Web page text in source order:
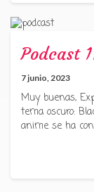
Podcast
7 junio, 2023
Muy buenas,
tema oscuro:
anime se ha